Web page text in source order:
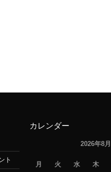
ト
カレンダー
2026年8月
月 火 水 木